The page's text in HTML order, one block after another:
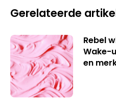
Gerelateerde
Rebel
Wake-
en